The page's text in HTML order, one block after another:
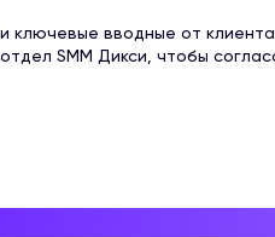
ключевые вводные от
SMM Дикси, чтобы